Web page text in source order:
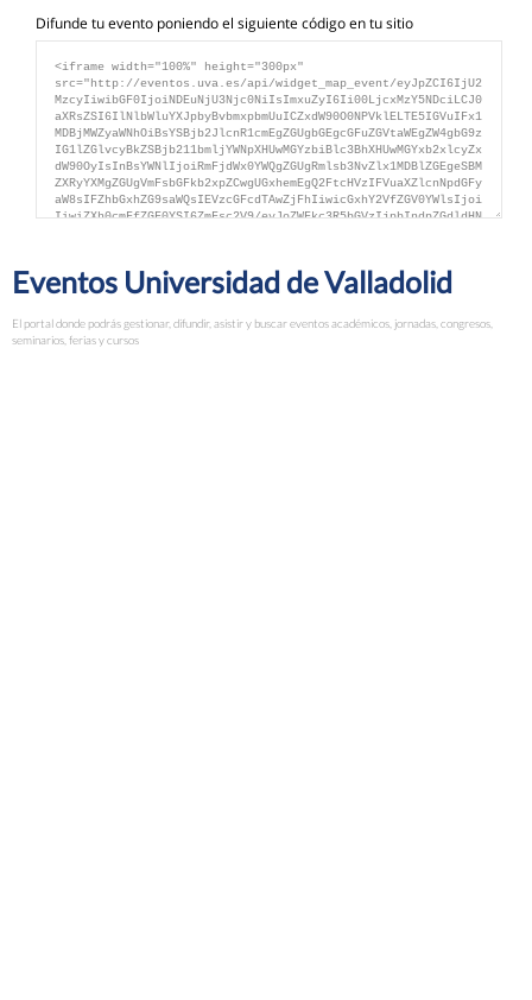
Difunde tu evento poniendo el siguiente código en tu sitio
Eventos Universidad de Valladolid
El portal donde podrás gestionar, difundir, asistir y buscar eventos académicos, jornadas, congresos,
seminarios, ferias y cursos